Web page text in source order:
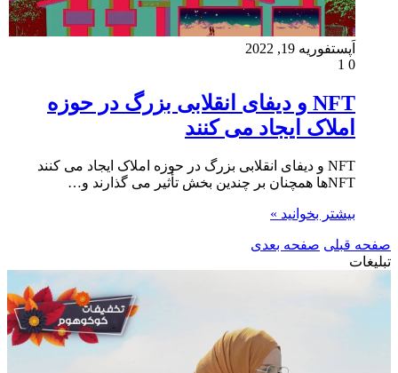
اَپستفوریه 19, 2022
0
NFT و دیفای انقلابی بزرگ در حوزه
املاک ایجاد می کنند
NFT و دیفای انقلابی بزرگ در حوزه املاک ایجاد می کنند
NFTها همچنان بر چندین بخش تأثیر می گذارند و…
بیشتر بخوانید »
صفحه قبلی صفحه بعدی
تبلیغات